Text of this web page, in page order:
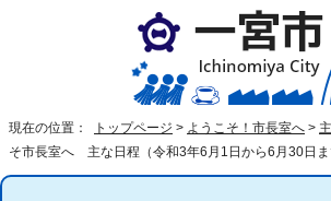
現在の位置： トップページ > ようこそ！市長室へ >
そ市長室へ 主な日程（令和3年6月1日から6月30日ま